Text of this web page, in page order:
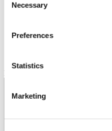
Selection
Necessary
Preferences
Statistics
Marketing
Histoire du patient